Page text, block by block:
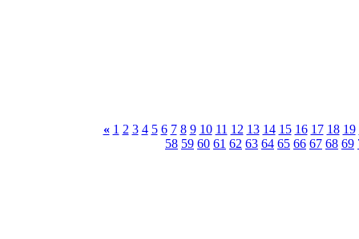
« 1 2 3 4 5 6 7 8 9 10 11 12 13 14 15 16 17 18 19
58 59 60 61 62 63 64 65 66 67 68 69